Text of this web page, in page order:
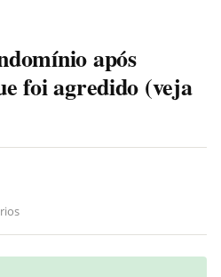
após
foi agredido (veja